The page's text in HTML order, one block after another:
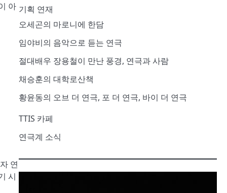
아
연
시
기획 연재
오세곤의 마로니에 한담
임야비의 음악으로 듣는 연극
절대배우 장용철이 만난 풍경, 연극과 사람
채승훈의 대학로산책
황윤동의 오브 더 연극, 포 더 연극, 바이 더 연극
TTIS 카페
연극계 소식